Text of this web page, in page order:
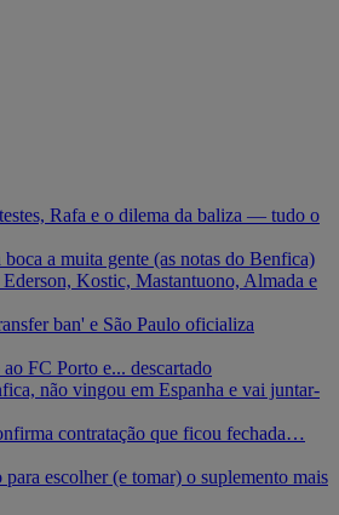
Rafa e o dilema da baliza — tudo o
a muita gente (as notas do Benfica)
Kostic, Mastantuono, Almada e
ban' e São Paulo oficializa
FC Porto e... descartado
não vingou em Espanha e vai juntar-
contratação que ficou fechada…
escolher (e tomar) o suplemento mais